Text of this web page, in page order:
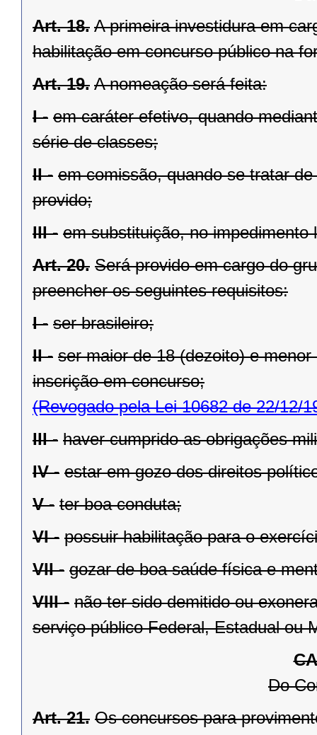
Art. 18. A primeira investidura em
habilitação em concurso público na
Art. 19. A nomeação será feita:
I - em caráter efetivo, quando
série de classes;
II - em comissão, quando se tratar
provido;
III - em substituição, no
Art. 20. Será provido em cargo do
preencher os seguintes requisitos:
I - ser brasileiro;
II - ser maior de 18 (dezoito) e
inscrição em concurso;
(Revogado pela Lei 10682 de 22/12/
III - haver cumprido as obrigações
IV - estar em gozo dos direitos
V - ter boa conduta;
VI - possuir habilitação para o
VII - gozar de boa saúde física e
VIII - não ter sido demitido ou
serviço público Federal, Estadual ou
Do
Art. 21. Os concursos para